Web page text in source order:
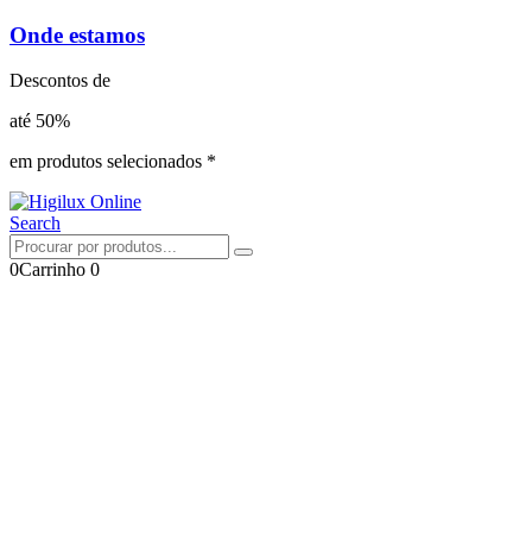
Onde estamos
Descontos de
até 50%
em produtos selecionados *
Search
0Carrinho 0